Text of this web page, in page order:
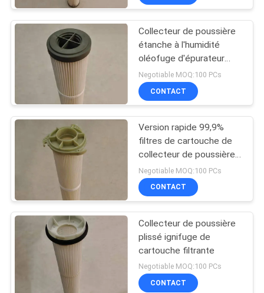
Cartouche filtrante
d'huile lubrifiante
11
Filtres plissés de
panneau
Collecteur de poussière
étanche à l'humidité
oléofuge d'épurateur
d'air
Negotiable MOQ:100 PCs
CONTACT
Version rapide 99,9%
filtres de cartouche de
collecteur de poussière
de 6,8 m2
Negotiable MOQ:100 PCs
CONTACT
Collecteur de poussière
plissé ignifuge de
cartouche filtrante
Negotiable MOQ:100 PCs
CONTACT